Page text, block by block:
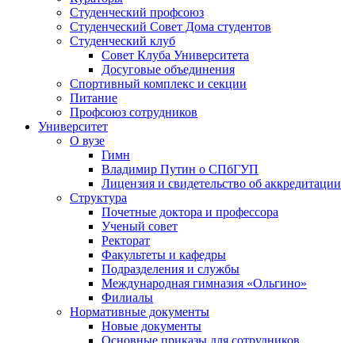
Студенческий профсоюз
Студенческий Совет Дома студентов
Студенческий клуб
Совет Клуба Университета
Досуговые объединения
Спортивный комплекс и секции
Питание
Профсоюз сотрудников
Университет
О вузе
Гимн
Владимир Путин о СПбГУП
Лицензия и свидетельство об аккредитации
Структура
Почетные доктора и профессора
Ученый совет
Ректорат
Факультеты и кафедры
Подразделения и службы
Международная гимназия «Ольгино»
Филиалы
Нормативные документы
Новые документы
Основные приказы для сотрудников